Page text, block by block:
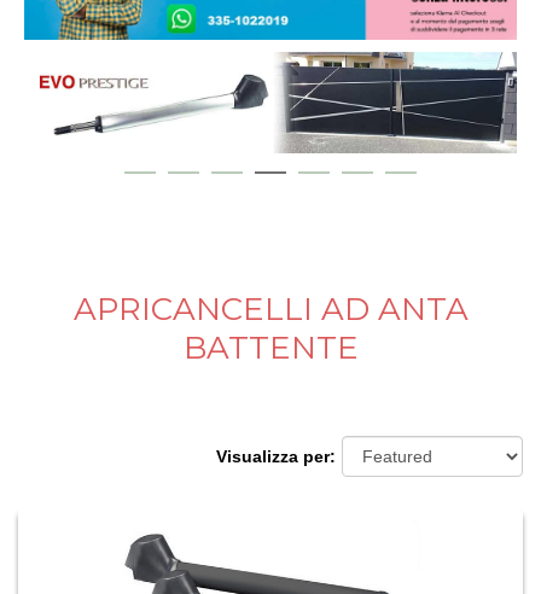
APRICANCELLI AD ANTA
BATTENTE
Visualizza per: